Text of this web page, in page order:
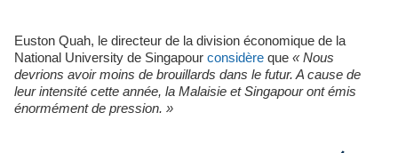
Euston Quah, le directeur de la division économique de la
National University de Singapour considère que « Nous
devrions avoir moins de brouillards dans le futur. A cause de
leur intensité cette année, la Malaisie et Singapour ont émis
énormément de pression. »